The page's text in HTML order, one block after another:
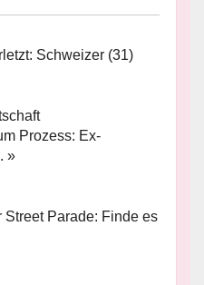
Schweizer (31)
Prozess: Ex-
»
Parade: Finde es